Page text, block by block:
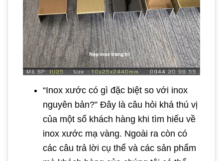
“Inox xước có gì đặc biệt so với inox
nguyên bản?” Đây là câu hỏi khá thú vị
của một số khách hàng khi tìm hiểu về
inox xước mạ vàng. Ngoài ra còn có
các câu trả lời cụ thể và các sản phẩm